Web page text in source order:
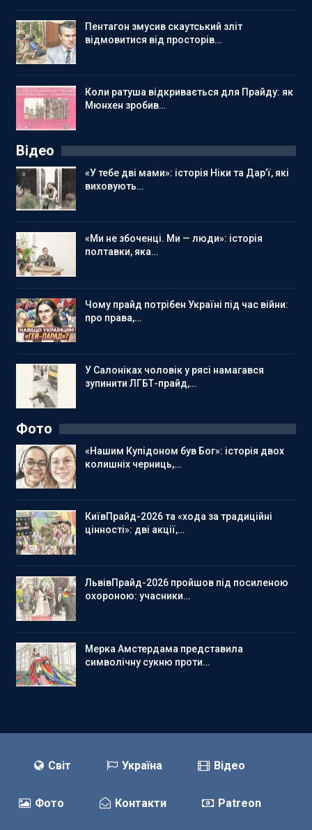
Пентагон змусив скаутський зліт
відмовитися від просторів…
Коли ратуша відкривається для Прайду: як
Мюнхен зробив…
Відео
«У тебе дві мами»: історія Ніки та Дар’ї, які
виховують…
«Ми не збоченці. Ми — люди»: історія
полтавки, яка…
Чому прайд потрібен Україні під час війни:
про права,…
У Салоніках чоловік у рясі намагався
зупинити ЛГБТ-прайд,…
Фото
«Нашим Купідоном був Бог»: історія двох
колишніх черниць,…
КиївПрайд-2026 та «хода за традиційні
цінності»: дві акції,…
ЛьвівПрайд-2026 пройшов під посиленою
охороною: учасники…
Мерка Амстердама представила
символічну сукню проти…
Світ Україна Відео
Фото Контакти Patreon